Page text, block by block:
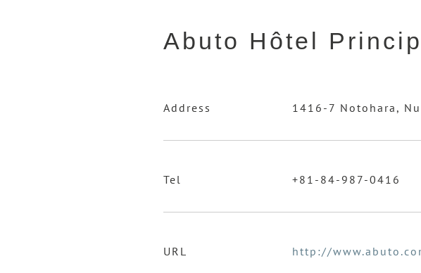
Abuto Hôtel
Address 1416-7 Notohara,
Tel +81-84-987-0416
URL http://